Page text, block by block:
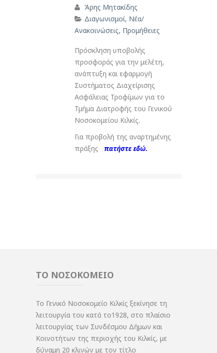
Άρης Μητακίδης
Διαγωνισμοί, Νέα/
Ανακοινώσεις, Προμήθειες
Πρόσκληση υποβολής
προσφοράς για την μελέτη,
ανάπτυξη και εφαρμογή
Συστήματος Διαχείρισης
Ασφάλειας Τροφίμων για το
Τμήμα Διατροφής του Γενικού
Νοσοκομείου Κιλκίς.
Για προβολή της αναρτημένης
πράξης
πατήστε εδώ.
ΤΟ ΝΟΣΟΚΟΜΕΙΟ
Το Γενικό Νοσοκομείο Κιλκίς ξεκίνησε τη
λειτουργία του κατά το1928, στο πλαίσιο
λειτουργίας των Συνδέσμου Δήμων και
Κοινοτήτων της περιοχής του Κιλκίς, με
δύναμη 20 κλινών με τον τίτλο